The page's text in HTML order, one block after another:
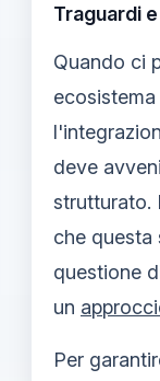
Traguardi
Quando ci
deve
strutturato.
che questa
questione
un
Per